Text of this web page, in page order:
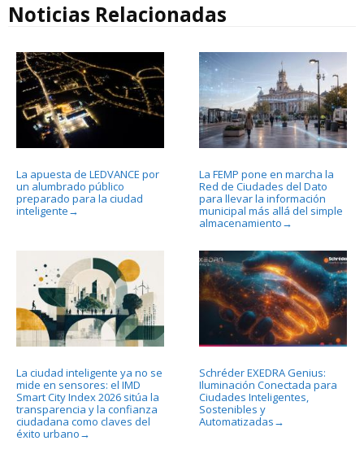
Noticias Relacionadas
La apuesta de LEDVANCE por
un alumbrado público
preparado para la ciudad
inteligente →
La FEMP pone en marcha la
Red de Ciudades del Dato
para llevar la información
municipal más allá del simple
almacenamiento →
La ciudad inteligente ya no se
mide en sensores: el IMD
Smart City Index 2026 sitúa la
transparencia y la confianza
ciudadana como claves del
éxito urbano →
Schréder EXEDRA Genius:
Iluminación Conectada para
Ciudades Inteligentes,
Sostenibles y
Automatizadas →